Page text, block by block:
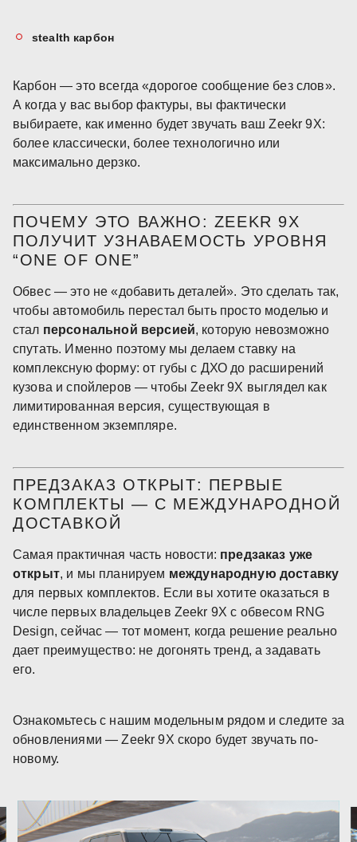
stealth карбон
Карбон — это всегда «дорогое сообщение без слов».
А когда у вас выбор фактуры, вы фактически
выбираете, как именно будет звучать ваш Zeekr 9X:
более классически, более технологично или
максимально дерзко.
ПОЧЕМУ ЭТО ВАЖНО: ZEEKR 9X
ПОЛУЧИТ УЗНАВАЕМОСТЬ УРОВНЯ
“ONE OF ONE”
Обвес — это не «добавить деталей». Это сделать так,
чтобы автомобиль перестал быть просто моделью и
стал персональной версией, которую невозможно
спутать. Именно поэтому мы делаем ставку на
комплексную форму: от губы с ДХО до расширений
кузова и спойлеров — чтобы Zeekr 9X выглядел как
лимитированная версия, существующая в
единственном экземпляре.
ПРЕДЗАКАЗ ОТКРЫТ: ПЕРВЫЕ
КОМПЛЕКТЫ — С МЕЖДУНАРОДНОЙ
ДОСТАВКОЙ
Самая практичная часть новости: предзаказ уже
открыт, и мы планируем международную доставку
для первых комплектов. Если вы хотите оказаться в
числе первых владельцев Zeekr 9X с обвесом RNG
Design, сейчас — тот момент, когда решение реально
дает преимущество: не догонять тренд, а задавать
его.
Ознакомьтесь с нашим модельным рядом и следите за
обновлениями — Zeekr 9X скоро будет звучать по-
новому.